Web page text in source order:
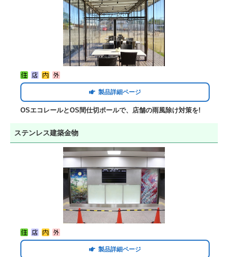
製品詳細ページ
OSエコレールとOS間仕切ポールで、店舗の雨風除け対策を!
ステンレス建築金物
製品詳細ページ